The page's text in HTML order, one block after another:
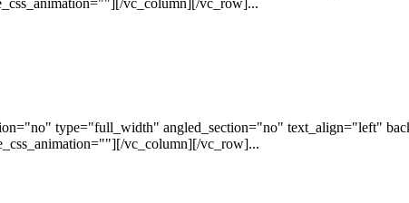
vc_column][/vc_row]...
type="full_width" angled_section="no" text_align="left"
vc_column][/vc_row]...